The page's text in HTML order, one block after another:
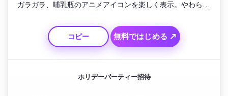
ガラガラ、哺乳瓶のアニメアイコンを楽しく表示。やわらか
リがパーティー日を運びながら画面を横切り、SNSでシェア
しやすい癒しのトーンで動画が完成します。
コピー 無料ではじめる ↗
ホリデーパーティー招待